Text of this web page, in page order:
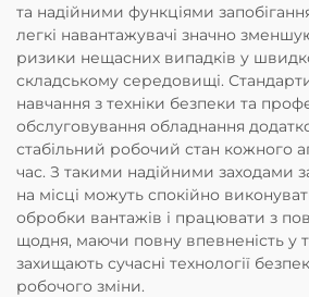
та надійними функціями
легкі навантажувачі значно
ризики нещасних випадків у
складському середовищі.
навчання з техніки безпеки та
обслуговування обладнання
стабільний робочий стан кожного
час. З такими надійними заходами
на місці можуть спокійно
обробки вантажів і працювати з
щодня, маючи повну впевненість у
захищають сучасні технології
робочого зміни.